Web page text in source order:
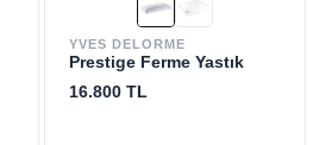
YVES DELORME
Prestige Ferme Yastık
16.800 TL